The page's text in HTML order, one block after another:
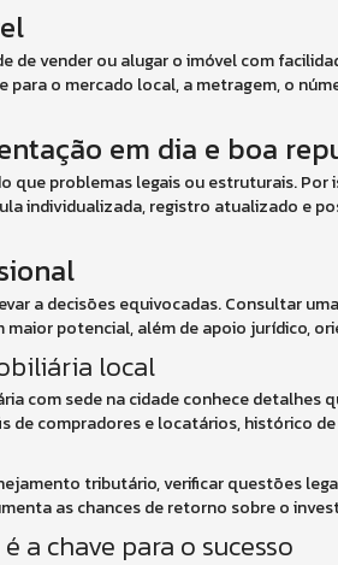
de vender ou alugar o imóvel com
o mercado local, a metragem, o
em dia e boa
que problemas legais ou estruturais. Por
individualizada, registro atualizado e
a decisões equivocadas. Consultar uma
potencial, além de apoio jurídico,
local
com sede na cidade conhece detalhes
de compradores e locatários, histórico
tributário, verificar questões
as chances de retorno sobre o
a chave para o sucesso